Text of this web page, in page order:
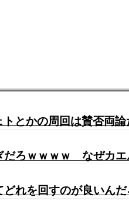
とかの周回は賛否両
だろｗｗｗｗ なぜカ
れを回すのが良いん